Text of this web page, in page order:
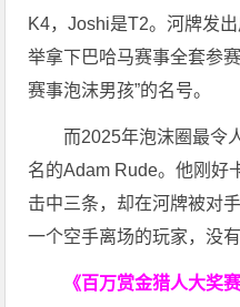
K4，Joshi是T2。河牌发
举拿下巴哈马赛事全套参
赛事泡沫男孩”的名号。
而2025年泡沫圈最令
名的Adam Rude。他刚好
击中三条，却在河牌被对
一个空手离场的玩家，没
《百万赏金猎人大奖